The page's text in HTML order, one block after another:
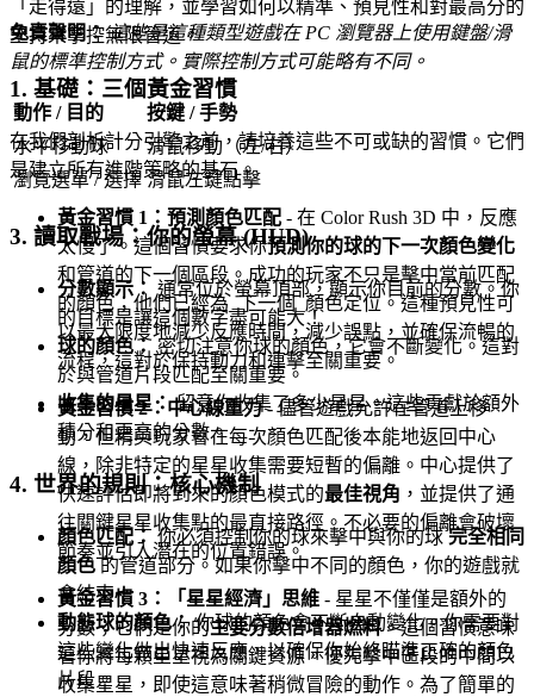
免責聲明： 這些是這種類型遊戲在 PC 瀏覽器上使用鍵盤/滑
鼠的標準控制方式。實際控制方式可能略有不同。
動作 / 目的
按鍵 / 手勢
水平移動球
滑鼠移動（左/右）
瀏覽選單 / 選擇 滑鼠左鍵點擊
3. 讀取戰場：你的螢幕 (HUD)
分數顯示： 通常位於螢幕頂部，顯示你目前的分數。你
的目標是讓這個數字盡可能大！
球的顏色：密切注意你球的顏色，它會不斷變化。這對
於與管道片段匹配至關重要。
收集的星星：留意你收集了多少星星。這些貢獻於額外
積分和更高的分數。
4. 世界的規則：核心機制
顏色匹配：你必須控制你的球來擊中與你的球完全相同
顏色的管道部分。如果你擊中不同的顏色，你的遊戲就
會結束！
動態球的顏色：你球的顏色會不斷自動變化。你需要對
這些變化做出快速反應，以確保你始終瞄準正確的顏色
片段。
「走得遠」的理解，並學習如何以精準、預見性和對最高分的
堅持來掌控無限管道。
1. 基礎：三個黃金習慣
在我們剖析計分引擎之前，請培養這些不可或缺的習慣。它們
是建立所有進階策略的基石。
黃金習慣 1：預測顏色匹配 - 在 Color Rush 3D 中，反應
太慢了。這個習慣要求你預測你的球的下一次顏色變化
和管道的下一個區段。成功的玩家不只是擊中當前匹配
的顏色；他們已經為_下一個_顏色定位。這種預見性可
以最大限度地減少反應時間，減少誤點，並確保流暢的
流程，這對於保持動力和連擊至關重要。
黃金習慣 2：中心線重力- 儘管遊戲允許在管道上移
動，但精英玩家會在每次顏色匹配後本能地返回中心
線，除非特定的星星收集需要短暫的偏離。中心提供了
快速評估即將到來的顏色模式的最佳視角 ，並提供了通
往關鍵星星收集點的最直接路徑。不必要的偏離會破壞
節奏並引入潛在的位置錯誤。
黃金習慣 3：「星星經濟」思維 - 星星不僅僅是額外的
分數；它們是你的主要分數倍增器燃料。這個習慣意味
著你將每顆星星視為關鍵資源。優先擊中區段的中間以
收集星星，即使這意味著稍微冒險的動作。為了簡單的